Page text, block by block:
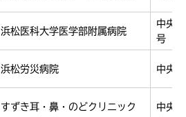
浜松医科大学医学部附属病院
中央
号
浜松労災病院 中央
すずき耳・鼻・のどクリニック 中央